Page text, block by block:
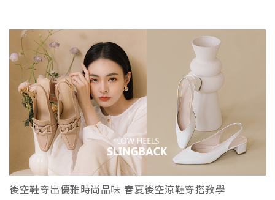
後空鞋穿出優雅時尚品味 春夏後空涼鞋穿搭教學